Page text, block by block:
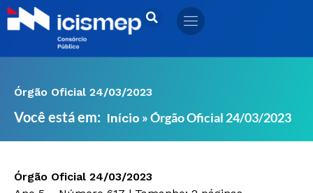
Ir
para
Órgão Oficial 24/03/2023
Você está em: Início »Órgão Oficial 24/03/2023
Órgão Oficial 24/03/2023